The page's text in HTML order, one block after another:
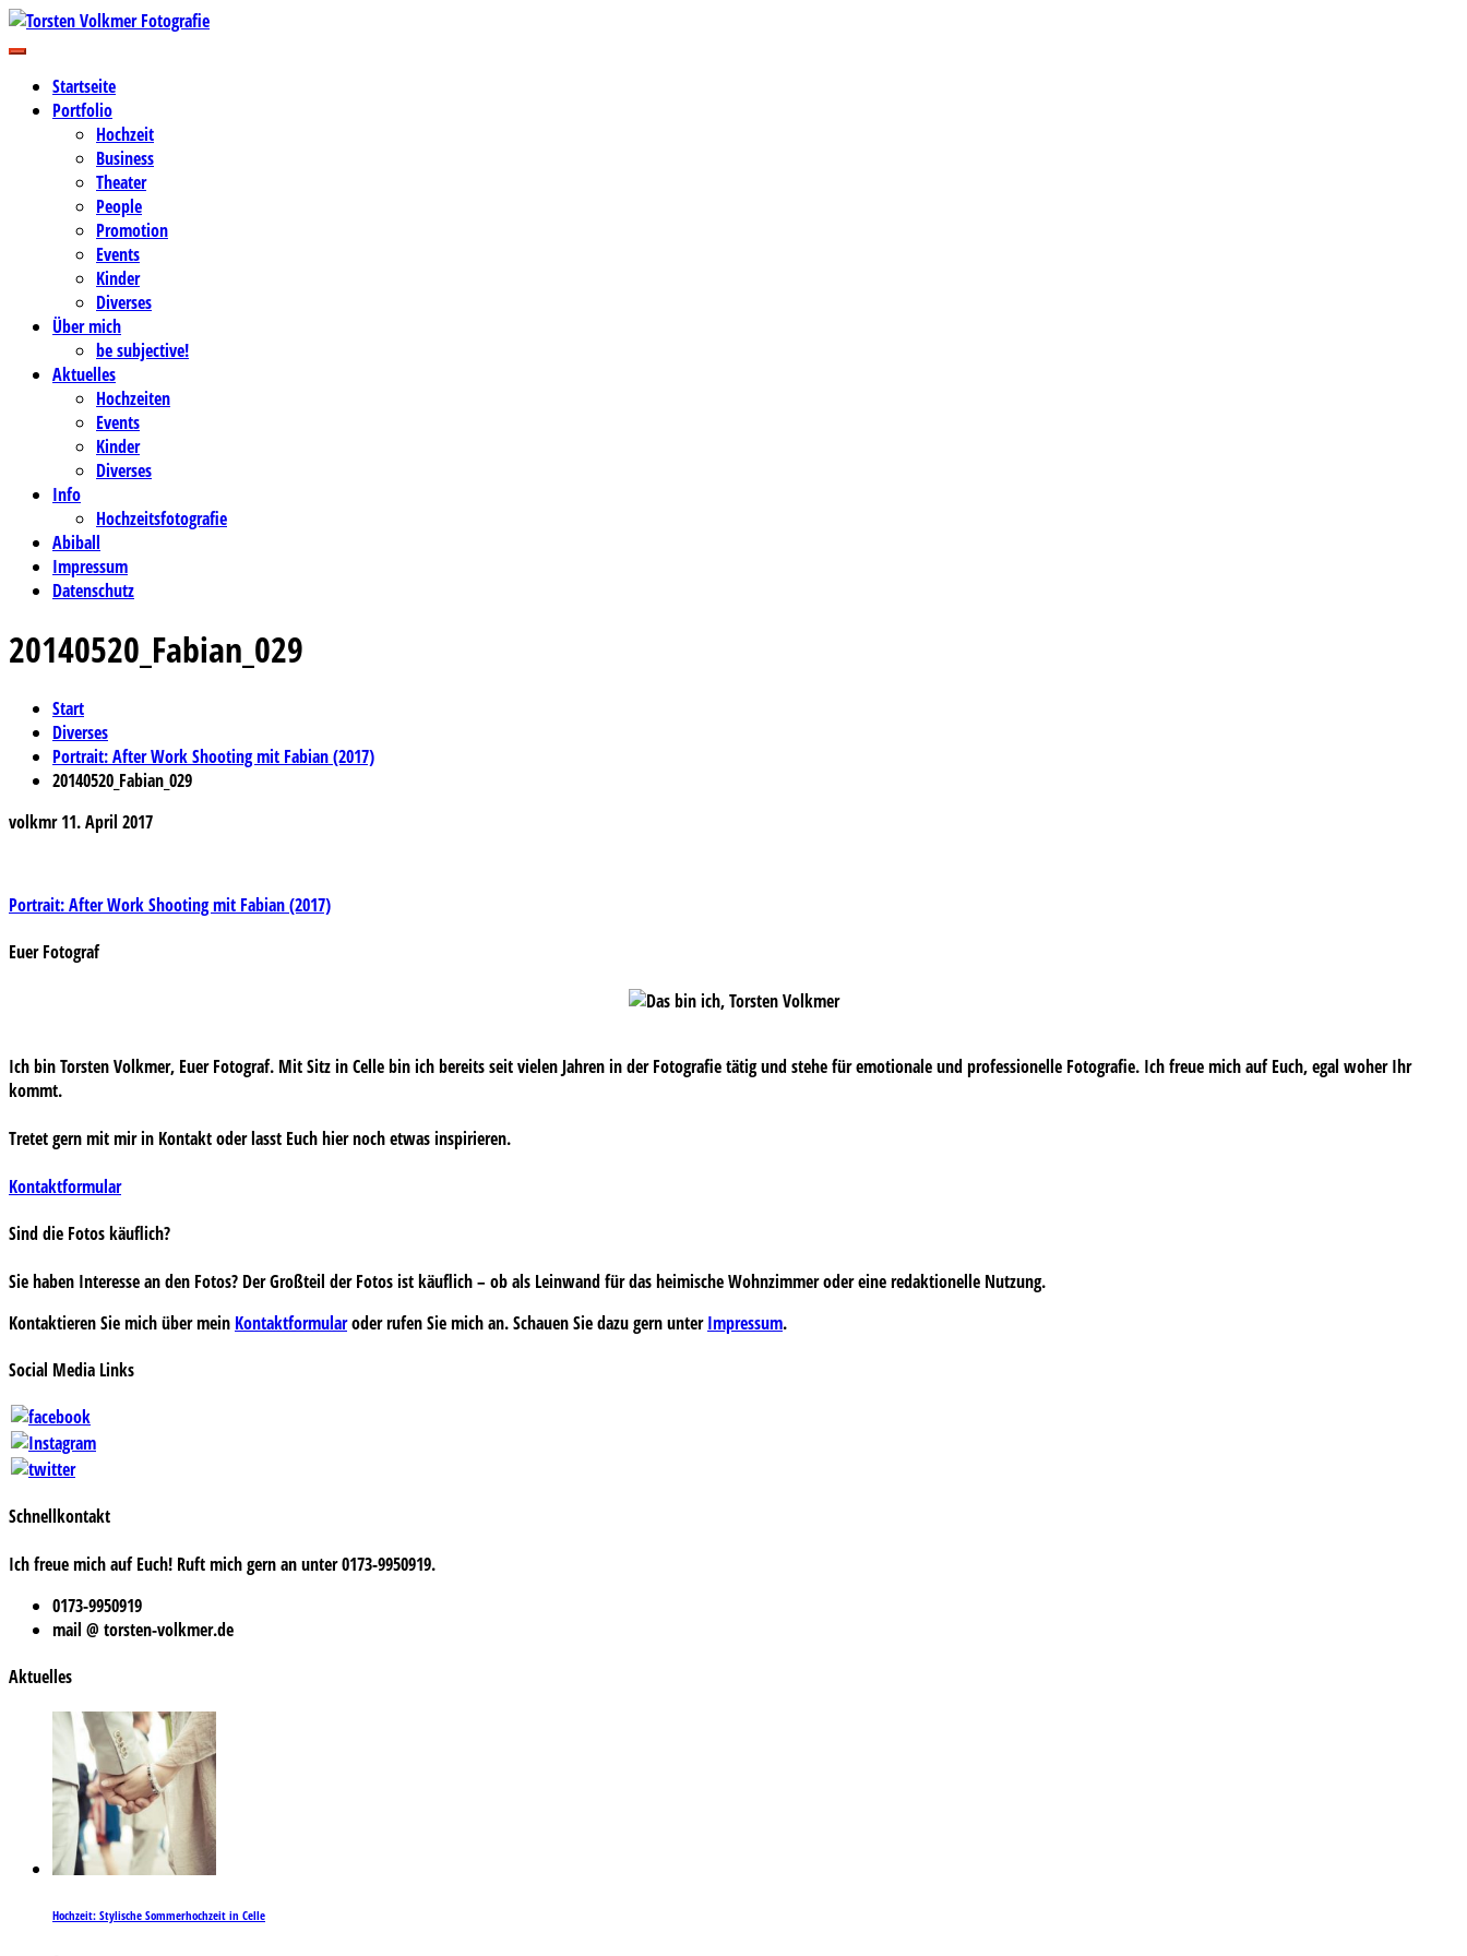
Zum
Inhalt
Torsten Volkmer Fotografie
Business-, Portrait- und Hochzeitsfotografie
Startseite
Portfolio
Hochzeit
Business
Theater
People
Promotion
Events
Kinder
Diverses
Über mich
be subjective!
Aktuelles
Hochzeiten
Events
Kinder
Diverses
Info
Hochzeitsfotografie
Abiball
Impressum
Datenschutz
20140520_Fabian_029
Start
Diverses
Portrait: After Work Shooting mit Fabian (2017)
20140520_Fabian_029
volkmr 11. April 2017
Beitragsnavigation
Portrait: After Work Shooting mit Fabian (2017)
Euer Fotograf
Ich bin Torsten Volkmer, Euer Fotograf. Mit Sitz in Celle bin ich bereits seit vielen Jahren in der Fotografie tätig und stehe für emotionale und professionelle Fotografie. Ich freue mich auf Euch, egal woher Ihr
kommt.
Tretet gern mit mir in Kontakt oder lasst Euch hier noch etwas inspirieren.
Kontaktformular
Sind die Fotos käuflich?
Sie haben Interesse an den Fotos? Der Großteil der Fotos ist käuflich – ob als Leinwand für das heimische Wohnzimmer oder eine redaktionelle Nutzung.
Kontaktieren Sie mich über mein Kontaktformularoder rufen Sie mich an. Schauen Sie dazu gern unterImpressum.
Social Media Links
Schnellkontakt
Ich freue mich auf Euch! Ruft mich gern an unter 0173-9950919.
0173-9950919
mail @ torsten-volkmer.de
Aktuelles
Hochzeit: Stylische Sommerhochzeit in Celle